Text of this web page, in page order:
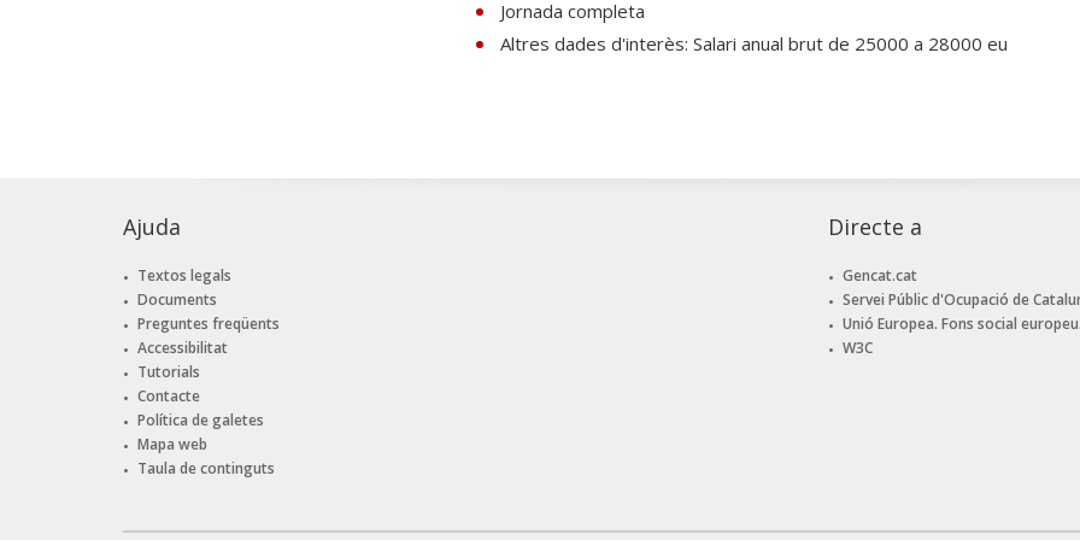
Jornada completa
Altres dades d'interès: Salari anual brut de 25000 a 28000 eu
Ajuda
Textos legals
Documents
Preguntes freqüents
Accessibilitat
Tutorials
Contacte
Política de galetes
Mapa web
Taula de continguts
Directe a
Gencat.cat
Servei Públic d'Ocupació de
Unió Europea. Fons social europeu.
W3C